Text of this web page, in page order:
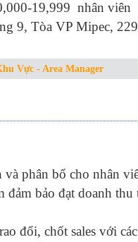
19,999 nhân viên
9, Tòa VP Mipec,
Vực - Area Manager
phân bổ cho nhân
đảm bảo đạt doanh
đổi, chốt sales với